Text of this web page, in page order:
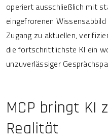
operiert ausschließlich mit
eingefrorenen
Zugang zu aktuellen,
die fortschrittlichste KI ein
unzuverlässiger
MCP bringt KI
Realität